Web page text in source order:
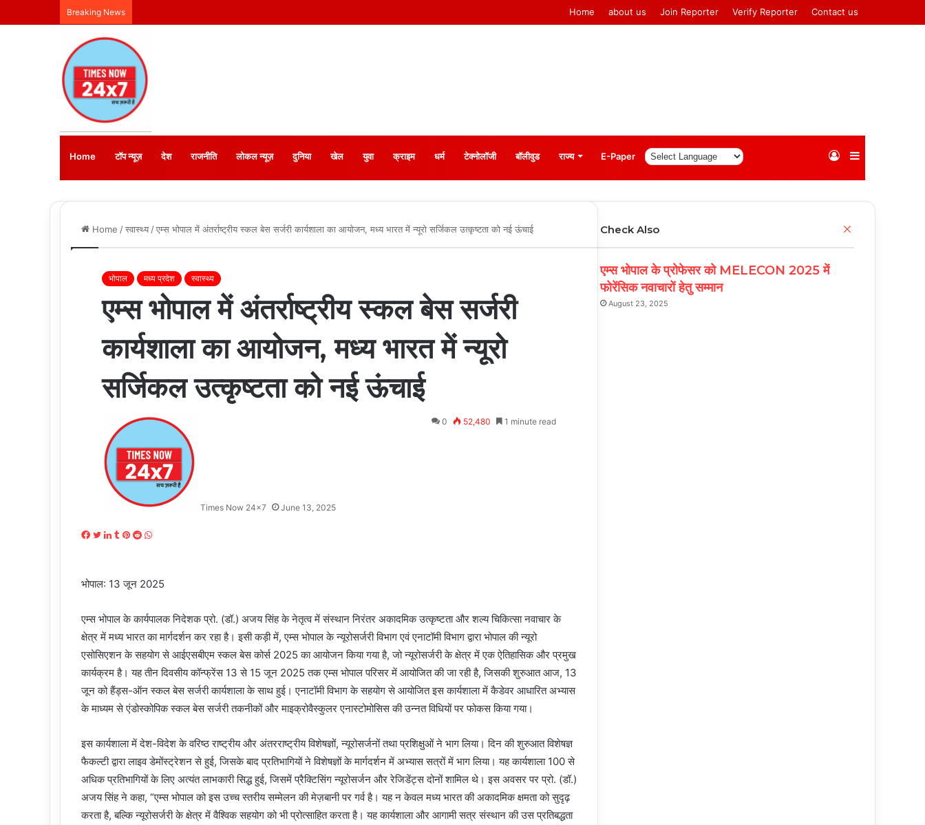
Breaking News Home about us Join Reporter Verify Reporter Contact us
Home टॉप न्यूज़ देश राजनीति लोकल न्यूज़ दुनिया खेल युवा क्राइम धर्म टेक्नोलॉजी बॉलीवुड राज्य E-Paper Sidebar
Log
Home /स्वास्थ्य /एम्स भोपाल में अंतर्राष्ट्रीय स्कल बेस सर्जरी कार्यशाला का आयोजन, मध्य भारत में न्यूरो सर्जिकल उत्कृष्टता को नई ऊंचाई
भोपाल मध्य प्रदेश स्वास्थ्य
एम्स भोपाल में अंतर्राष्ट्रीय स्कल बेस सर्जरी
कार्यशाला का आयोजन, मध्य भारत में न्यूरो
सर्जिकल उत्कृष्टता को नई ऊंचाई
Times Now 24x7 June 13, 2025
0 52,480 1 minute read
Facebook
Twitter
LinkedIn
Tumblr
Pinterest
Reddit
WhatsApp
भोपाल: 13 जून 2025
एम्स भोपाल के कार्यपालक निदेशक प्रो. (डॉ.) अजय सिंह के नेतृत्व में संस्थान निरंतर अकादमिक उत्कृष्टता और शल्य चिकित्सा नवाचार के
क्षेत्र में मध्य भारत का मार्गदर्शन कर रहा है। इसी कड़ी में, एम्स भोपाल के न्यूरोसर्जरी विभाग एवं एनाटॉमी विभाग द्वारा भोपाल की न्यूरो
एसोसिएशन के सहयोग से आईएसबीएम स्कल बेस कोर्स 2025 का आयोजन किया गया है, जो न्यूरोसर्जरी के क्षेत्र में एक ऐतिहासिक और प्रमुख
कार्यक्रम है। यह तीन दिवसीय कॉन्फ्रेंस 13 से 15 जून 2025 तक एम्स भोपाल परिसर में आयोजित की जा रही है, जिसकी शुरुआत आज, 13
जून को हैंड्स-ऑन स्कल बेस सर्जरी कार्यशाला के साथ हुई। एनाटॉमी विभाग के सहयोग से आयोजित इस कार्यशाला में कैडेवर आधारित अभ्यास
के माध्यम से एंडोस्कोपिक स्कल बेस सर्जरी तकनीकों और माइक्रोवैस्कुलर एनास्टोमोसिस की उन्नत विधियों पर फोकस किया गया।
इस कार्यशाला में देश-विदेश के वरिष्ठ राष्ट्रीय और अंतरराष्ट्रीय विशेषज्ञों, न्यूरोसर्जनों तथा प्रशिक्षुओं ने भाग लिया। दिन की शुरुआत विशेषज्ञ
फैकल्टी द्वारा लाइव डेमोंस्ट्रेशन से हुई, जिसके बाद प्रतिभागियों ने विशेषज्ञों के मार्गदर्शन में अभ्यास सत्रों में भाग लिया। यह कार्यशाला 100 से
अधिक प्रतिभागियों के लिए अत्यंत लाभकारी सिद्ध हुई, जिसमें प्रैक्टिसिंग न्यूरोसर्जन और रेजिडेंट्स दोनों शामिल थे। इस अवसर पर प्रो. (डॉ.)
अजय सिंह ने कहा, “एम्स भोपाल को इस उच्च स्तरीय सम्मेलन की मेज़बानी पर गर्व है। यह न केवल मध्य भारत की अकादमिक क्षमता को सुदृढ़
करता है, बल्कि न्यूरोसर्जरी के क्षेत्र में वैश्विक सहयोग को भी प्रोत्साहित करता है। यह कार्यशाला और आगामी सत्र संस्थान की उस प्रतिबद्धता
Check Also
एम्स भोपाल के प्रोफेसर को MELECON 2025 में
फोरेंसिक नवाचारों हेतु सम्मान
August 23, 2025